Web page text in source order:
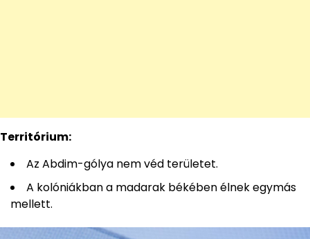
Territórium:
Az Abdim-gólya nem véd területet.
A kolóniákban a madarak békében élnek egymás
mellett.